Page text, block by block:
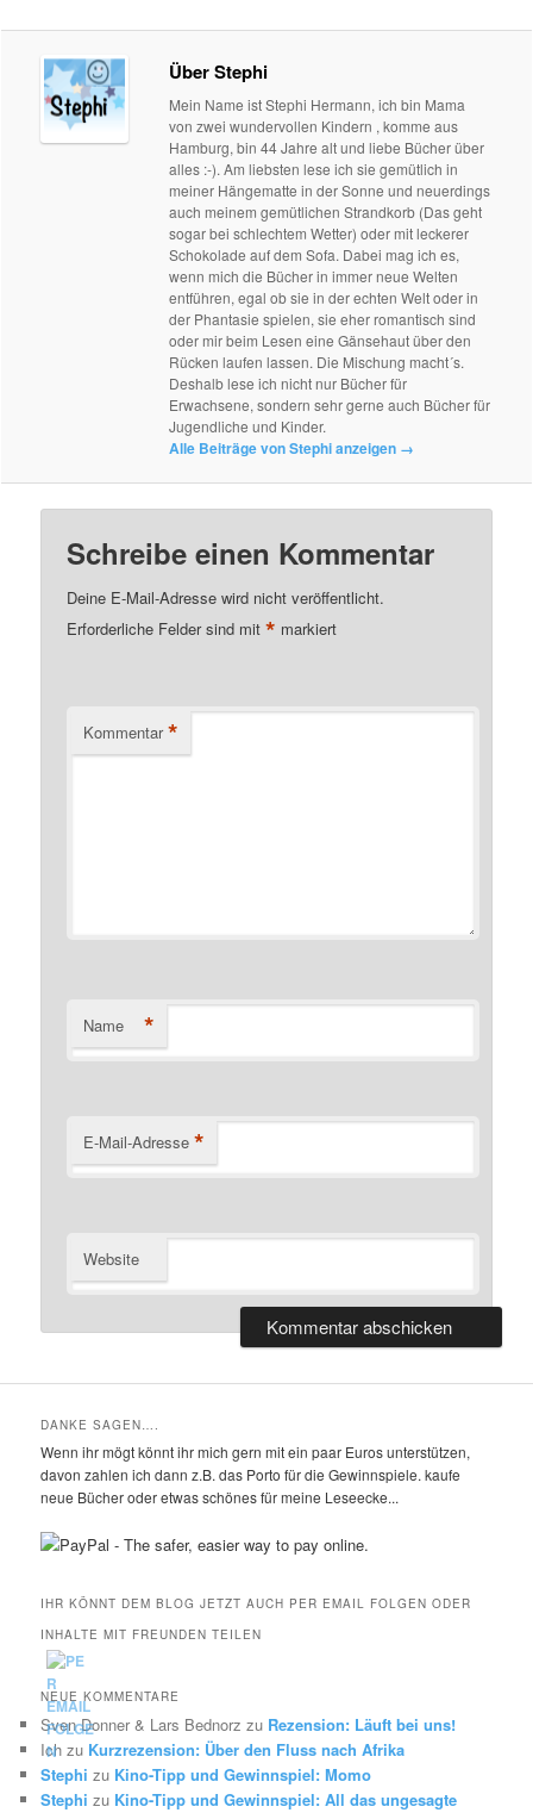
Über Stephi
Mein Name ist Stephi Hermann, ich bin Mama
von zwei wundervollen Kindern , komme aus
Hamburg, bin 44 Jahre alt und liebe Bücher über
alles :-). Am liebsten lese ich sie gemütlich in
meiner Hängematte in der Sonne und neuerdings
auch meinem gemütlichen Strandkorb (Das geht
sogar bei schlechtem Wetter) oder mit leckerer
Schokolade auf dem Sofa. Dabei mag ich es,
wenn mich die Bücher in immer neue Welten
entführen, egal ob sie in der echten Welt oder in
der Phantasie spielen, sie eher romantisch sind
oder mir beim Lesen eine Gänsehaut über den
Rücken laufen lassen. Die Mischung macht´s.
Deshalb lese ich nicht nur Bücher für
Erwachsene, sondern sehr gerne auch Bücher für
Jugendliche und Kinder.
Alle Beiträge von Stephi anzeigen →
Schreibe einen Kommentar
Deine E-Mail-Adresse wird nicht veröffentlicht.
Erforderliche Felder sind mit* markiert
Kommentar *
Name *
E-Mail-Adresse *
Website
DANKE SAGEN….
Wenn ihr mögt könnt ihr mich gern mit ein paar Euros unterstützen,
davon zahlen ich dann z.B. das Porto für die Gewinnspiele. kaufe
neue Bücher oder etwas schönes für meine Leseecke...
IHR KÖNNT DEM BLOG JETZT AUCH PER EMAIL FOLGEN ODER
INHALTE MIT FREUNDEN TEILEN
NEUE KOMMENTARE
Sven Donner & Lars Bednorz zu Rezension: Läuft bei uns!
Ich zu Kurzrezension: Über den Fluss nach Afrika
Stephi zu Kino-Tipp und Gewinnspiel: Momo
Stephi zu Kino-Tipp und Gewinnspiel: All das ungesagte